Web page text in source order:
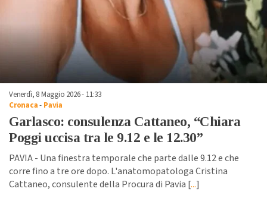
Venerdì, 8 Maggio 2026 - 11:33
Cronaca- Pavia
Garlasco: consulenza Cattaneo, “Chiara
Poggi uccisa tra le 9.12 e le 12.30”
PAVIA - Una finestra temporale che parte dalle 9.12 e che
corre fino a tre ore dopo. L'anatomopatologa Cristina
Cattaneo, consulente della Procura di Pavia [...]